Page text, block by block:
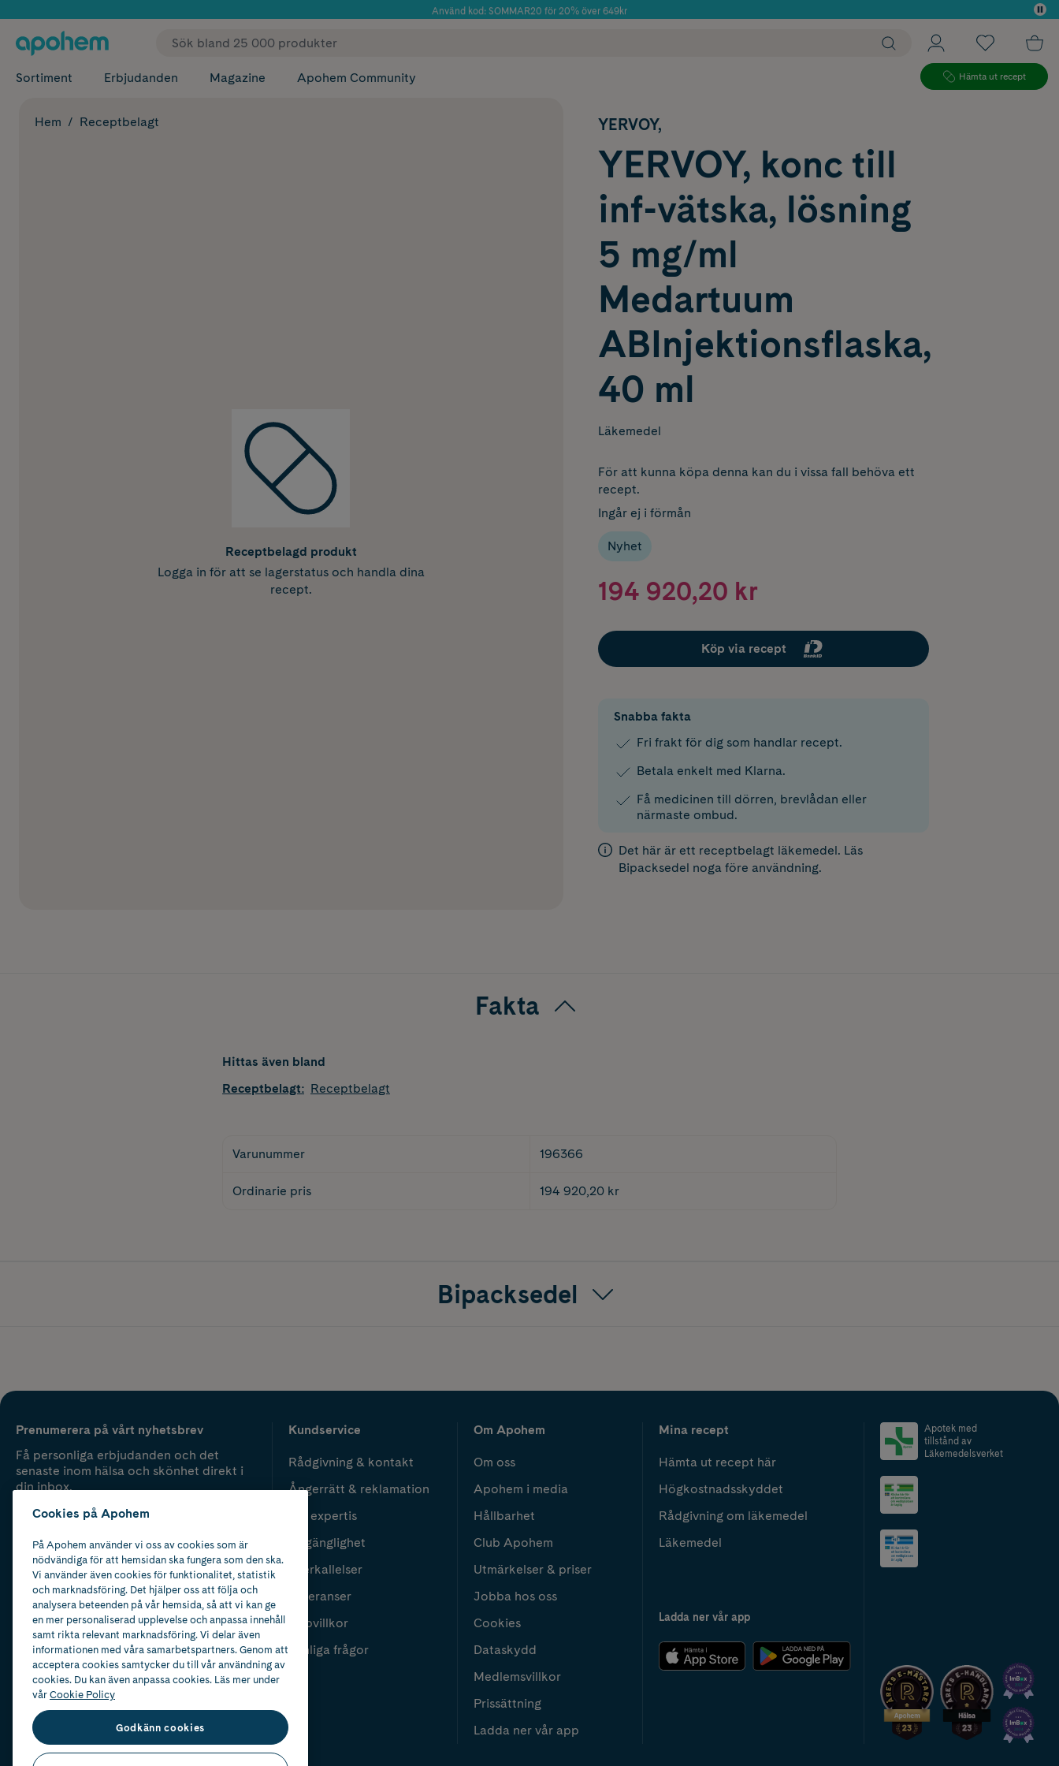
Använd kod: SOMMAR20 för 20% över 649kr
✓ Fri frakt
Sortiment Erbjudanden Magazine Apohem Community Hämta ut recept
Hem Receptbelagt
Receptbelagd produkt
Logga in för att se lagerstatus och handla dina
recept.
YERVOY,
YERVOY, konc till
inf-vätska, lösning
5 mg/ml
Medartuum
ABInjektionsflaska,
40 ml
Läkemedel
För att kunna köpa denna kan du i vissa fall behöva ett
recept.
Ingår ej i förmån
Nyhet
194 920,20 kr
Köp via recept
Snabba fakta
Fri frakt för dig som handlar recept.
Betala enkelt med Klarna.
Få medicinen till dörren, brevlådan eller
närmaste ombud.
Det här är ett receptbelagt läkemedel. Läs
Bipacksedel noga före användning.
Fakta
Hittas även bland
Receptbelagt: Receptbelagt
Varunummer 196366
Ordinarie pris 194 920,20 kr
Bipacksedel
Prenumerera på vårt nyhetsbrev
Få personliga erbjudanden och det
senaste inom hälsa och skönhet direkt i
din inbox.
Kundservice
Rådgivning & kontakt
Ångerrätt & reklamation
Vår expertis
Tillgänglighet
Återkallelser
Leveranser
Köpvillkor
Vanliga frågor
Om Apohem
Om oss
Apohem i media
Hållbarhet
Club Apohem
Utmärkelser & priser
Jobba hos oss
Cookies
Dataskydd
Medlemsvillkor
Prissättning
Ladda ner vår app
Mina recept
Hämta ut recept här
Högkostnadsskyddet
Rådgivning om läkemedel
Läkemedel
Ladda ner vår app
Apotek med
tillstånd av
Läkemedelsverket
2024
Cookies på Apohem
På Apohem använder vi oss av cookies som är
nödvändiga för att hemsidan ska fungera som den ska.
Vi använder även cookies för funktionalitet, statistik
och marknadsföring. Det hjälper oss att följa och
analysera beteenden på vår hemsida, så att vi kan ge
en mer personaliserad upplevelse och anpassa innehåll
samt rikta relevant marknadsföring. Vi delar även
informationen med våra samarbetspartners. Genom att
acceptera cookies samtycker du till vår användning av
cookies. Du kan även anpassa cookies. Läs mer under
vårCookie Policy
Godkänn cookies